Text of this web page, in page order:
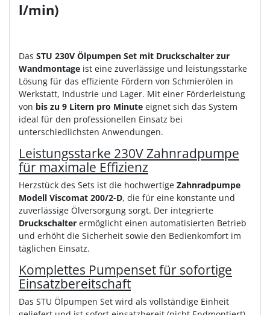
l/min)
Das STU 230V Ölpumpen Set mit Druckschalter zur
Wandmontage ist eine zuverlässige und leistungsstarke
Lösung für das effiziente Fördern von Schmierölen in
Werkstatt, Industrie und Lager. Mit einer Förderleistung
von bis zu 9 Litern pro Minute eignet sich das System
ideal für den professionellen Einsatz bei
unterschiedlichsten Anwendungen.
Leistungsstarke 230V Zahnradpumpe
für maximale Effizienz
Herzstück des Sets ist die hochwertige Zahnradpumpe
Modell Viscomat 200/2-D, die für eine konstante und
zuverlässige Ölversorgung sorgt. Der integrierte
Druckschalter ermöglicht einen automatisierten Betrieb
und erhöht die Sicherheit sowie den Bedienkomfort im
täglichen Einsatz.
Komplettes Pumpenset für sofortige
Einsatzbereitschaft
Das STU Ölpumpen Set wird als vollständige Einheit